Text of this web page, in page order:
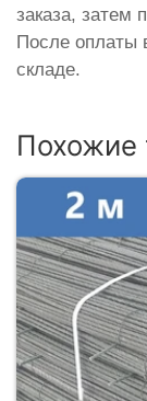
заказа, затем
После оплаты
складе.
Похожие